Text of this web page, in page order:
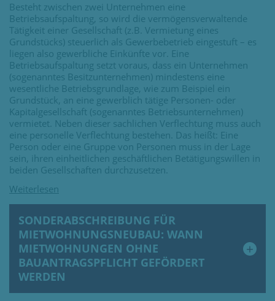
Besteht zwischen zwei Unternehmen eine
Betriebsaufspaltung, so wird die vermögensverwaltende
Tätigkeit einer Gesellschaft (z.B. Vermietung eines
Grundstücks) steuerlich als Gewerbebetrieb eingestuft – es
liegen also gewerbliche Einkünfte vor. Eine
Betriebsaufspaltung setzt voraus, dass ein Unternehmen
(sogenanntes Besitzunternehmen) mindestens eine
wesentliche Betriebsgrundlage, wie zum Beispiel ein
Grundstück, an eine gewerblich tätige Personen- oder
Kapitalgesellschaft (sogenanntes Betriebsunternehmen)
vermietet. Neben dieser sachlichen Verflechtung muss auch
eine personelle Verflechtung bestehen. Das heißt: Eine
Person oder eine Gruppe von Personen muss in der Lage
sein, ihren einheitlichen geschäftlichen Betätigungswillen in
beiden Gesellschaften durchzusetzen.
SONDERABSCHREIBUNG FÜR
MIETWOHNUNGSNEUBAU: WANN
MIETWOHNUNGEN OHNE
BAUANTRAGSPFLICHT GEFÖRDERT
WERDEN